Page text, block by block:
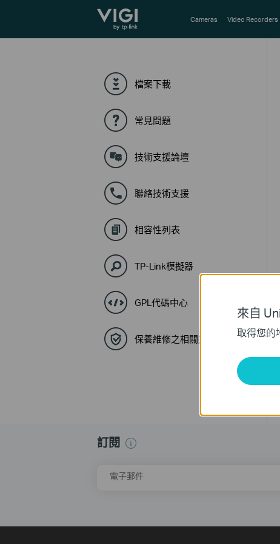
TP-Link, Reliably Smart Cameras Video Recorders
檔案下載
常見問題
技術支援論壇
聯絡技術支援
相容性列表
TP-Link模擬器
GPL代碼中心
保養維修之相關規定與流程
訂閱
電子郵件
來自
取得您的